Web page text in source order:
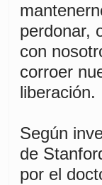
perdonar,
con
corroer
liberación.
Según
de
por el